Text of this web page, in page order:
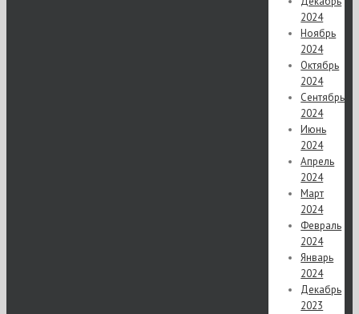
2024
Ноябрь
2024
Октябрь
2024
Сентябрь
2024
Июнь
2024
Апрель
2024
Март
2024
Февраль
2024
Январь
2024
Декабрь
2023